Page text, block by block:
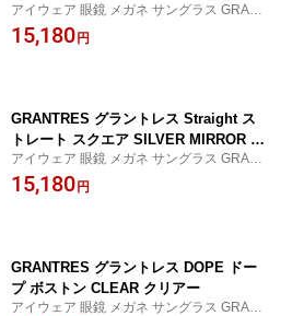
アイウェア 眼鏡 メガネ サングラス GRANT
RES グラントレス タキロンローランド ロ
ックスタージャパン
15,180円
GRANTRES グラントレス Straight ス
トレート スクエア SILVER MIRROR シ
ルバー ミラー
アイウェア 眼鏡 メガネ サングラス GRANT
RES グラントレス タキロンローランド ロ
ックスタージャパン
15,180円
GRANTRES グラントレス DOPE ドー
プ ボストン CLEAR クリアー
アイウェア 眼鏡 メガネ サングラス GRANT